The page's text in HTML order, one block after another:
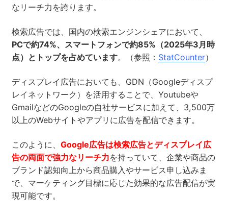
なリーチ力を誇ります。
検索広告では、国内の検索エンジンシェアにおいて、
PCで約74%、スマートフォンで約85%（2025年3月時
点）とトップを占めています。（参照： StatCounter）
ディスプレイ広告においても、GDN（Googleディスプ
レイネットワーク）を活用することで、Youtubeや
GmailなどのGoogleの自社サービスに加えて、3,500万
以上のWebサイトやアプリに広告を配信できます。
このように、 Google広告は検索広告とディスプレイ広
告の両面で強力なリーチ力を持っていて、企業や商品の
ブランド認知向上から商品購入やサービス申し込みま
で、マーケティング目標に応じた効果的な広告配信が実
現可能です。